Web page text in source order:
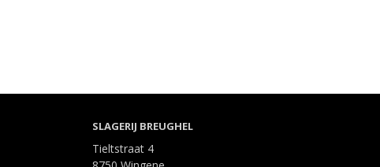
SLAGERIJ BREUGHEL
Tieltstraat 4